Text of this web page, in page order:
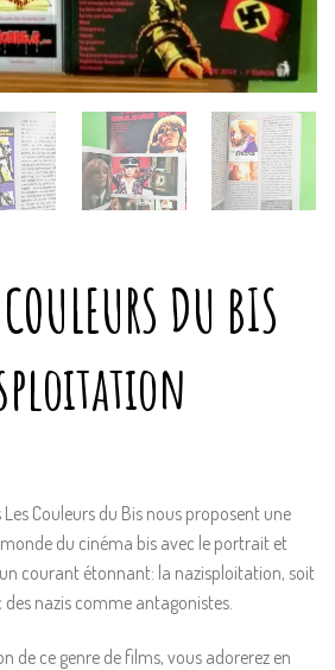
DU BIS
Les Couleurs du Bis nous proposent une
du cinéma bis avec le portrait et
courant étonnant: la nazisploitation, soit
des nazis comme antagonistes.
de ce genre de films, vous adorerez en